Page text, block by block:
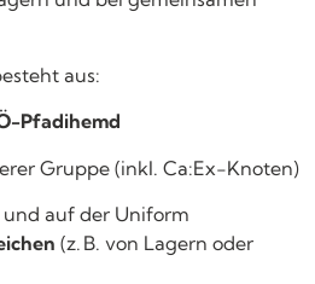
aus:
Pfadihemd
Gruppe (inkl. Ca:Ex-Knoten)
und auf der Uniform
(z. B. von Lagern oder